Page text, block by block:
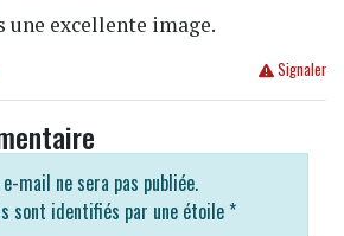
une excellente image.
Signaler
mail ne sera pas publiée.
sont identifiés par une étoile *